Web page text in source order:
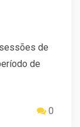
de
de
0